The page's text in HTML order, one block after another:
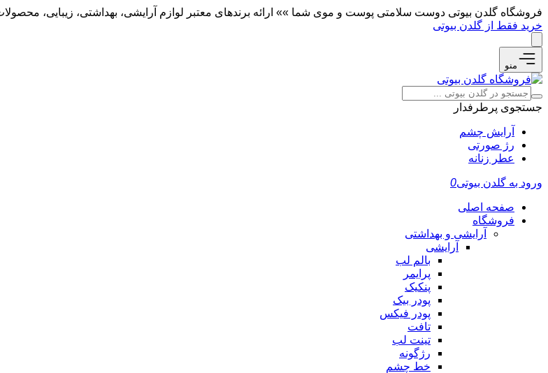
فروشگاه گلدن بیوتی دوست سلامتی پوست و موی شما »» ارائه برندهای معتبر لوازم آرایشی، بهداشتی، زیبایی،
خرید فقط از گلدن بیوتی
منو
جستجوی پرطرفدار
آرایش چشم
رژ صورتی
عطر زنانه
ورود به گلدن بیوتی0
صفحه اصلی
فروشگاه
آرایشی و بهداشتی
آرایشی
بالم لب
پرایمر
پنکیک
پودر بیک
پودر فیکس
تافت
تینت لب
رژگونه
خط چشم